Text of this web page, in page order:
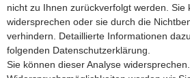
nicht zu Ihnen zurückverfolgt werden. Sie
widersprechen oder sie durch die
verhindern. Detaillierte Informationen
folgenden Datenschutzerklärung.
Sie können dieser Analyse